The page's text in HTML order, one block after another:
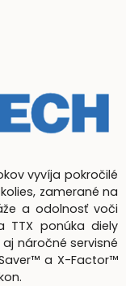
vyvíja pokročilé
zamerané na
a odolnosť voči
TTX ponúka diely
náročné servisné
a X-Factor™